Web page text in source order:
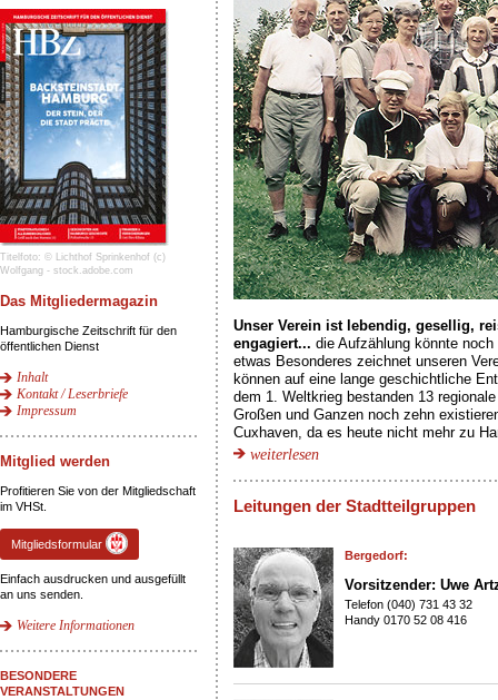
Titelfoto: © Lichthof Sprinkenhof (c)
Wolfgang - stock.adobe.com
Das Mitgliedermagazin
Hamburgische Zeitschrift für den
öffentlichen Dienst
Inhalt
Kontakt / Leserbriefe
Impressum
Mitglied werden
Profitieren Sie von der Mitgliedschaft
im VHSt.
Mitgliedsformular
Einfach ausdrucken und ausgefüllt
an uns senden.
Weitere Informationen
BESONDERE
VERANSTALTUNGEN
Unser Verein ist lebendig, gesellig,
engagiert... die Aufzählung könnte
etwas Besonderes zeichnet unseren
können auf eine lange geschichtliche
dem 1. Weltkrieg bestanden 13
Großen und Ganzen noch zehn
Cuxhaven, da es heute nicht mehr zu
weiterlesen
Leitungen der Stadtteilgruppen
Bergedorf:
Vorsitzender: Uwe
Telefon (040) 731 43 32
Handy 0170 52 08 416